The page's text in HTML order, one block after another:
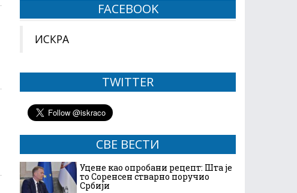
FACEBOOK
ИСКРА
TWITTER
СВЕ ВЕСТИ
Уцене као опробани рецепт: Шта је
то Соренсен стварно поручио
Србији